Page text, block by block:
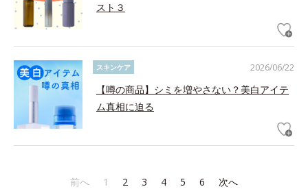
スト３
2026/06/22
スキンケア
【噂の商品】シミを増やさない？美白アイテ
ム真相に迫る
前へ 1 2 3 4 5 6 次へ